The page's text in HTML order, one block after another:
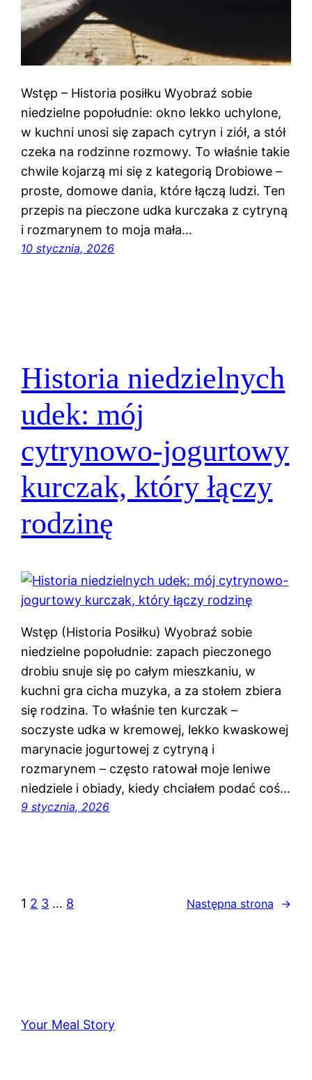
Wstęp – Historia posiłku Wyobraź sobie
niedzielne popołudnie: okno lekko uchylone,
w kuchni unosi się zapach cytryn i ziół, a stół
czeka na rodzinne rozmowy. To właśnie takie
chwile kojarzą mi się z kategorią Drobiowe –
proste, domowe dania, które łączą ludzi. Ten
przepis na pieczone udka kurczaka z cytryną
i rozmarynem to moja mała…
10 stycznia, 2026
Historia niedzielnych
udek: mój
cytrynowo-jogurtowy
kurczak, który łączy
rodzinę
Wstęp (Historia Posiłku) Wyobraź sobie
niedzielne popołudnie: zapach pieczonego
drobiu snuje się po całym mieszkaniu, w
kuchni gra cicha muzyka, a za stołem zbiera
się rodzina. To właśnie ten kurczak –
soczyste udka w kremowej, lekko kwaskowej
marynacie jogurtowej z cytryną i
rozmarynem – często ratował moje leniwe
niedziele i obiady, kiedy chciałem podać coś…
9 stycznia, 2026
1 2 3 … 8 Następna strona →
Your Meal Story